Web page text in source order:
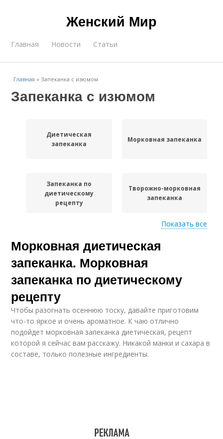
Женский Мир
Главная Новости Статьи
Главная »Запеканка с изюмом
Запеканка с изюмом
Диетическая
запеканка
Морковная запеканка
Запеканка по
диетическому
рецепту
Творожно-морковная
запеканка
Ингредиенты для
морковная запеканка
Запеканки без манки
Запеканка без яиц
Запеканка с лапшой Запеканка с яблоком
Показать все
Морковная диетическая
запеканка. Морковная
запеканка по диетическому
рецепту
Чтобы разогнать осеннюю тоску, давайте приготовим
что-то яркое и очень ароматное. К чаю отлично
подойдет морковная запеканка диетическая, рецепт
которой я сейчас вам расскажу. Никакой манки и сахара в
составе, только полезные ингредиенты.